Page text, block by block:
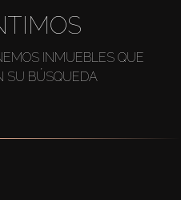
INMUEBLES QUE
SU BÚSQUEDA